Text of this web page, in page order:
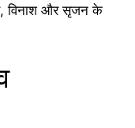
विनाश और सृजन के